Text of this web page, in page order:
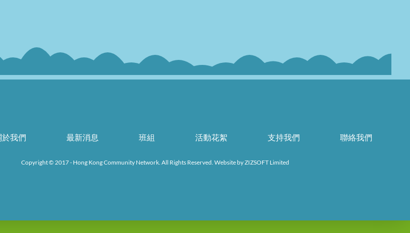
於我們 最新消息 班組 活動花絮 支持我們 聯絡我們
Copyright © 2017 - Hong Kong Community Network. All Rights Reserved. Website byZIZSOFT Limited